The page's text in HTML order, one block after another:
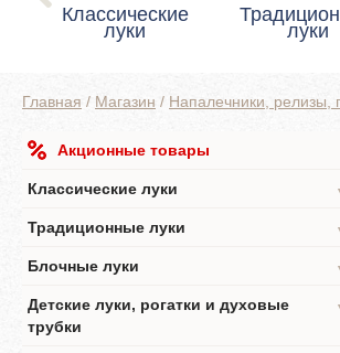
Классические
луки луки
Главная / Магазин / Напалечники, релизы,
Акционные товары
Классические луки
Традиционные луки
Блочные луки
Детские луки, рогатки и духовые
трубки